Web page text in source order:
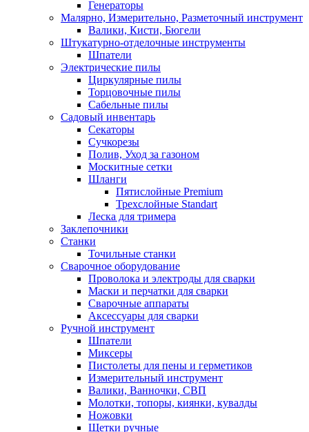
Генераторы
Малярно, Измерительно, Разметочный инструмент
Валики, Кисти, Бюгели
Штукатурно-отделочные инструменты
Шпатели
Электрические пилы
Циркулярные пилы
Торцовочные пилы
Сабельные пилы
Садовый инвентарь
Секаторы
Сучкорезы
Полив, Уход за газоном
Москитные сетки
Шланги
Пятислойные Premium
Трехслойные Standart
Леска для тримера
Заклепочники
Станки
Точильные станки
Сварочное оборудование
Проволока и электроды для сварки
Маски и перчатки для сварки
Сварочные аппараты
Аксессуары для сварки
Ручной инструмент
Шпатели
Миксеры
Пистолеты для пены и герметиков
Измерительный инструмент
Валики, Ванночки, СВП
Молотки, топоры, киянки, кувалды
Ножовки
Щетки ручные